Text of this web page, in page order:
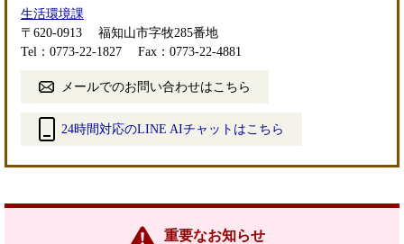
生活環境課
〒620-0913
福知山市字牧285番地
Tel：0773-22-1827
Fax：0773-22-4881
メールでのお問い合わせはこちら
24時間対応のLINE AIチャットはこちら
リ
重要なお知らせ